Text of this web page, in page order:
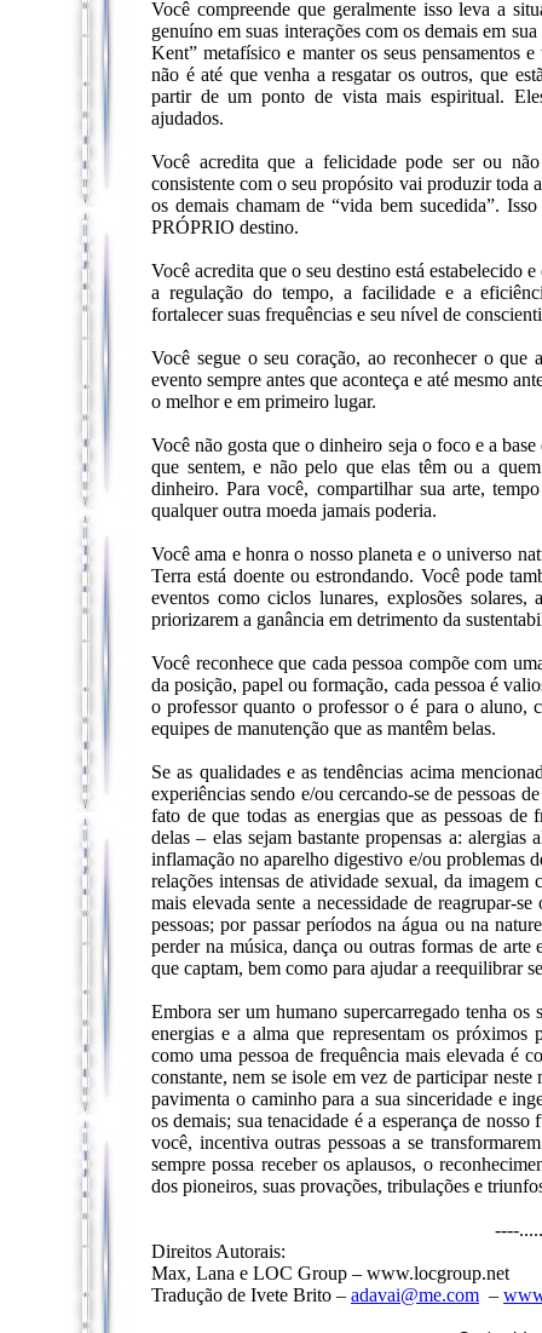
Você compreende que geralmente isso leva a
genuíno em suas interações com os demais em
Kent” metafísico e manter os seus pensamentos
não é até que venha a resgatar os outros, que
partir de um ponto de vista mais espiritual.
ajudados.
Você acredita que a felicidade pode ser ou
consistente com o seu propósito vai produzir toda
os demais chamam de “vida bem sucedida”.
PRÓPRIO destino.
Você acredita que o seu destino está estabelecido
a regulação do tempo, a facilidade e a
fortalecer suas frequências e seu nível de
Você segue o seu coração, ao reconhecer o
evento sempre antes que aconteça e até mesmo
o melhor e em primeiro lugar.
Você não gosta que o dinheiro seja o foco e a
que sentem, e não pelo que elas têm ou a
dinheiro. Para você, compartilhar sua arte,
qualquer outra moeda jamais poderia.
Você ama e honra o nosso planeta e o universo
Terra está doente ou estrondando. Você pode
eventos como ciclos lunares, explosões
priorizarem a ganância em detrimento da
Você reconhece que cada pessoa compõe com
da posição, papel ou formação, cada pessoa é
o professor quanto o professor o é para o aluno,
equipes de manutenção que as mantêm belas.
Se as qualidades e as tendências acima
experiências sendo e/ou cercando-se de pessoas
fato de que todas as energias que as pessoas
delas – elas sejam bastante propensas a:
inflamação no aparelho digestivo e/ou problemas
relações intensas de atividade sexual, da
mais elevada sente a necessidade de reagrupar-
pessoas; por passar períodos na água ou na
perder na música, dança ou outras formas de arte
que captam, bem como para ajudar a reequilibrar
Embora ser um humano supercarregado tenha
energias e a alma que representam os próximos
como uma pessoa de frequência mais elevada é
constante, nem se isole em vez de participar
pavimenta o caminho para a sua sinceridade e
os demais; sua tenacidade é a esperança de
você, incentiva outras pessoas a se
sempre possa receber os aplausos, o
dos pioneiros, suas provações, tribulações e
----
Direitos Autorais:
Max, Lana e LOC Group – www.locgroup.net
Tradução de Ivete Brito – adavai@me.com –